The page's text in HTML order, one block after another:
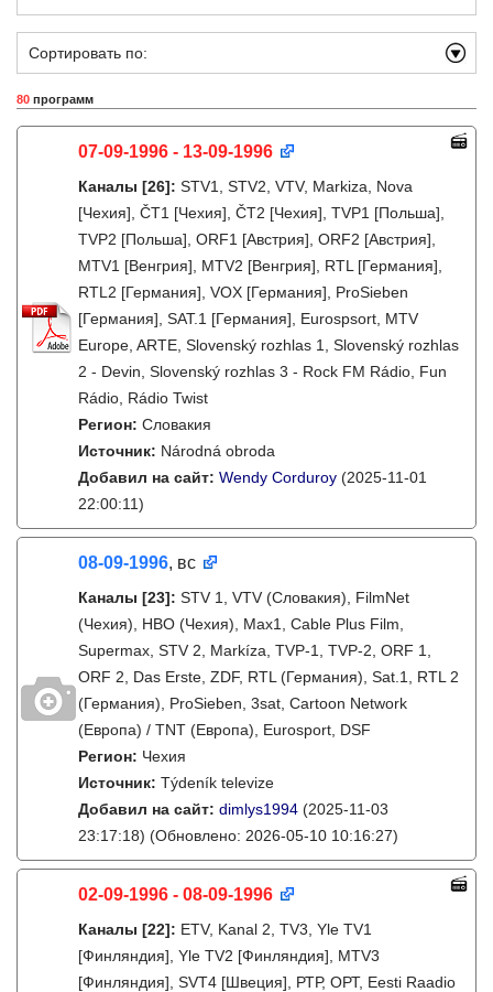
Сортировать по:
80 программ
07-09-1996 - 13-09-1996
Каналы [26]: STV1, STV2, VTV, Markiza, Nova
[Чехия], ČT1 [Чехия], ČT2 [Чехия], TVP1 [Польша],
TVP2 [Польша], ORF1 [Австрия], ORF2 [Австрия],
MTV1 [Венгрия], MTV2 [Венгрия], RTL [Германия],
RTL2 [Германия], VOX [Германия], ProSieben
[Германия], SAT.1 [Германия], Eurospsort, MTV
Europe, ARTE, Slovenský rozhlas 1, Slovenský rozhlas
2 - Devin, Slovenský rozhlas 3 - Rock FM Rádio, Fun
Rádio, Rádio Twist
Регион: Словакия
Источник: Národná obroda
Добавил на сайт: Wendy Corduroy (2025-11-01
22:00:11)
08-09-1996, вс
Каналы [23]: STV 1, VTV (Словакия), FilmNet
(Чехия), HBO (Чехия), Max1, Cable Plus Film,
Supermax, STV 2, Markíza, TVP-1, TVP-2, ORF 1,
ORF 2, Das Erste, ZDF, RTL (Германия), Sat.1, RTL 2
(Германия), ProSieben, 3sat, Cartoon Network
(Европа) / TNT (Европа), Eurosport, DSF
Регион: Чехия
Источник: Týdeník televize
Добавил на сайт: dimlys1994 (2025-11-03
23:17:18) (Обновлено: 2026-05-10 10:16:27)
02-09-1996 - 08-09-1996
Каналы [22]: ETV, Kanal 2, TV3, Yle TV1
[Финляндия], Yle TV2 [Финляндия], MTV3
[Финляндия], SVT4 [Швеция], РТР, ОРТ, Eesti Raadio